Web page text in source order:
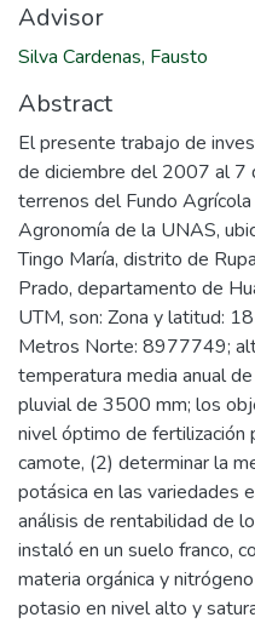
Advisor
Silva Cardenas, Fausto
Abstract
El presente trabajo de
de diciembre del 2007 al 7
terrenos del Fundo
Agronomía de la UNAS,
Tingo María, distrito de
Prado, departamento de
UTM, son: Zona y latitud:
Metros Norte: 8977749;
temperatura media anual
pluvial de 3500 mm; los
nivel óptimo de fertilización
camote, (2) determinar la
potásica en las variedades
análisis de rentabilidad de
instaló en un suelo franco,
materia orgánica y
potasio en nivel alto y